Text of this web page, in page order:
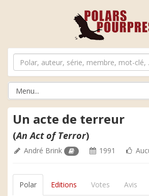
Un acte de terreur
(An Act of Terror)
André Brink 1991
Polar Editions Votes Avis